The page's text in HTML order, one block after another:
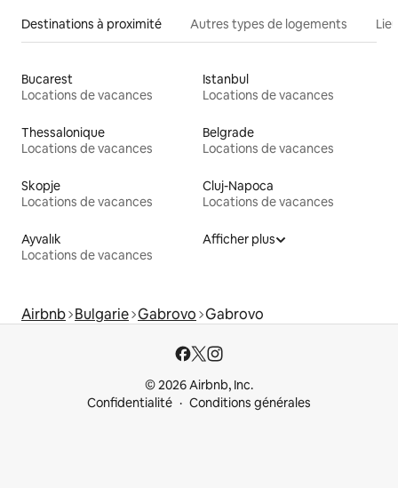
Destinations à proximité Autres types de logements
Bucarest
Locations de vacances
Istanbul
Locations de vacances
Thessalonique
Locations de vacances
Belgrade
Locations de vacances
Skopje
Locations de vacances
Cluj-Napoca
Locations de vacances
Ayvalık
Locations de vacances
Afficher plus
Airbnb Bulgarie Gabrovo Gabrovo
© 2026 Airbnb, Inc.
Confidentialité
Conditions générales